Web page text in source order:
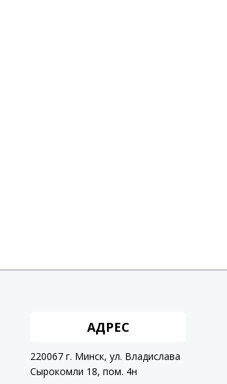
АДРЕС
220067 г. Минск, ул. Владислава
Сырокомли 18, пом. 4н